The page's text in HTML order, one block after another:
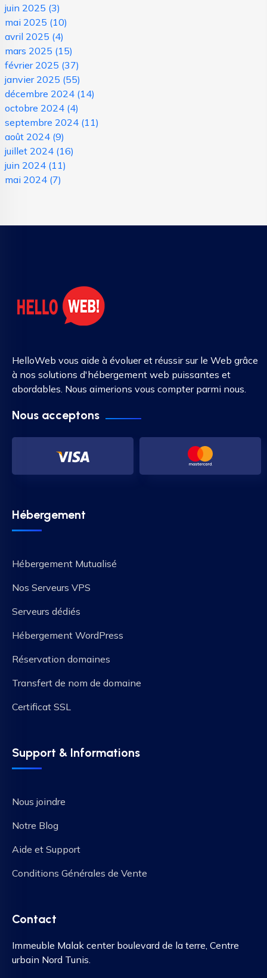
juin 2025 (3)
mai 2025 (10)
avril 2025 (4)
mars 2025 (15)
février 2025 (37)
janvier 2025 (55)
décembre 2024 (14)
octobre 2024 (4)
septembre 2024 (11)
août 2024 (9)
juillet 2024 (16)
juin 2024 (11)
mai 2024 (7)
HelloWeb vous aide à évoluer et réussir sur le Web grâce
à nos solutions d'hébergement web puissantes et
abordables. Nous aimerions vous compter parmi nous.
Nous acceptons
Hébergement
Hébergement Mutualisé
Nos Serveurs VPS
Serveurs dédiés
Hébergement WordPress
Réservation domaines
Transfert de nom de domaine
Certificat SSL
Support & Informations
Nous joindre
Notre Blog
Aide et Support
Conditions Générales de Vente
Contact
Immeuble Malak center boulevard de la terre, Centre
urbain Nord Tunis.